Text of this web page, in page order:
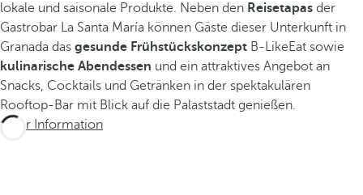
lokale und saisonale Produkte. Neben den Reisetapas der
Gastrobar La Santa María können Gäste dieser Unterkunft in
Granada das gesunde Frühstückskonzept B-LikeEat sowie
kulinarische Abendessen und ein attraktives Angebot an
Snacks, Cocktails und Getränken in der spektakulären
Rooftop-Bar mit Blick auf die Palaststadt genießen.
Mehr Information